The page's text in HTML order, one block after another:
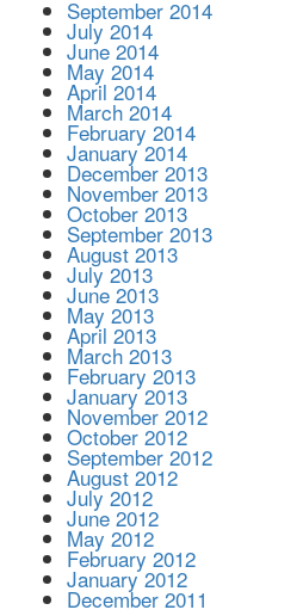
September 2014
July 2014
June 2014
May 2014
April 2014
March 2014
February 2014
January 2014
December 2013
November 2013
October 2013
September 2013
August 2013
July 2013
June 2013
May 2013
April 2013
March 2013
February 2013
January 2013
November 2012
October 2012
September 2012
August 2012
July 2012
June 2012
May 2012
February 2012
January 2012
December 2011